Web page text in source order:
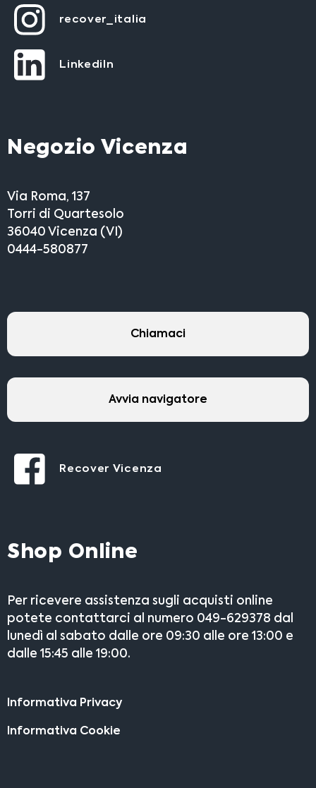
recover_italia
LinkediIn
Negozio Vicenza
Via Roma, 137
Torri di Quartesolo
36040 Vicenza (VI)
0444-580877
Chiamaci
Avvia navigatore
Recover Vicenza
Shop Online
Per ricevere assistenza sugli acquisti online
potete contattarci al numero 049-629378 dal
lunedì al sabato dalle ore 09:30 alle ore 13:00 e
dalle 15:45 alle 19:00.
Informativa Privacy
Informativa Cookie